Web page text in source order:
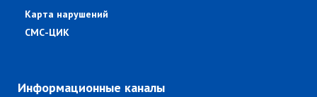
Карта нарушений
СМС-ЦИК
Информационные каналы